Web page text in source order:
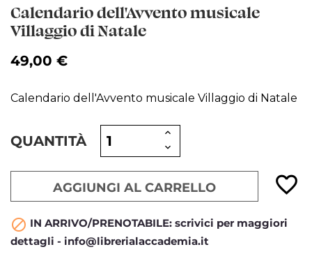
Calendario dell'Avvento musicale
Villaggio di Natale
49,00 €
Calendario dell'Avvento musicale Villaggio di Natale
QUANTITÀ
AGGIUNGI AL CARRELLO favorite_border
 IN ARRIVO/PRENOTABILE: scrivici per maggiori
dettagli - info@librerialaccademia.it